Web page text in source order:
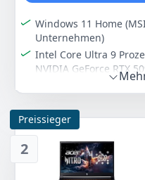
Windows 11 Home
Unternehmen)
Intel Core Ultra 9
NVIDIA GeForce RTX
anspruchsvolle Video-,
Hochauflösender QHD
Bildschirm mit 240-
Farbraum (100 Prozent
2
Preissieger